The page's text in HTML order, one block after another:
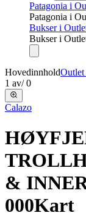
Patagonia i
Patagonia i
Bukser i
Bukser i
HovedinnholdOutlet
1 av/ 0
Calazo
&
000Kart